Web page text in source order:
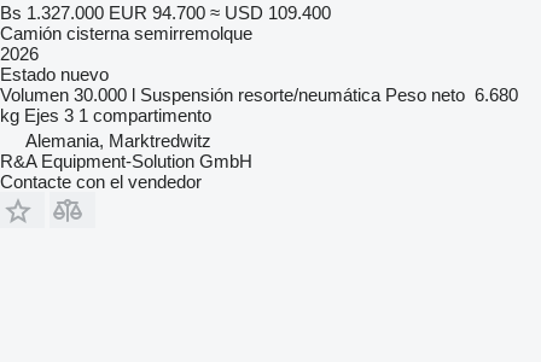
Bs 1.327.000 EUR 94.700 ≈ USD 109.400
Camión cisterna semirremolque
2026
Estado nuevo
Volumen 30.000 l Suspensión resorte/neumática Peso neto 6.680
kg Ejes 3 1 compartimento
Alemania, Marktredwitz
R&A Equipment-Solution GmbH
Contacte con el vendedor